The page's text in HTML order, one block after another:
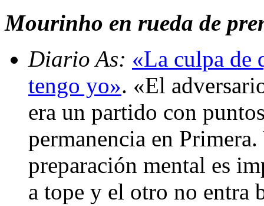
Mourinho en rueda de
Diario As: «La culpa de
tengo yo». «El
era un partido con
permanencia en
preparación mental es
a tope y el otro no